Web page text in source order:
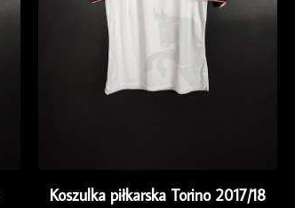
Koszulka piłkarska Torino 2017/18